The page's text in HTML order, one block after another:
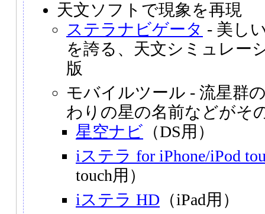
天文ソフトで現象を再現
ステラナビゲータ - 美し
を誇る、天文シミュレー
版
モバイルツール - 流星群
わりの星の名前などがそ
星空ナビ （DS用）
iステラ for iPhone/iPod
touch用）
iステラ HD （iPad用）